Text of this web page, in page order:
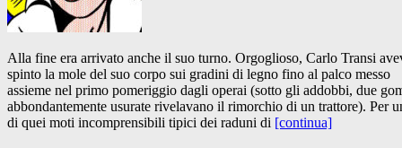
Alla fine era arrivato anche il suo turno. Orgoglioso, Carlo Transi
spinto la mole del suo corpo sui gradini di legno fino al palco messo
assieme nel primo pomeriggio dagli operai (sotto gli addobbi, due
abbondantemente usurate rivelavano il rimorchio di un trattore). Per
di quei moti incomprensibili tipici dei raduni di [continua]